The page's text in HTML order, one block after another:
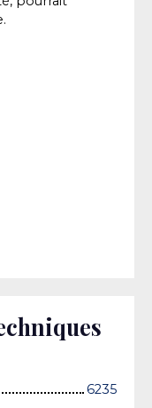
6235